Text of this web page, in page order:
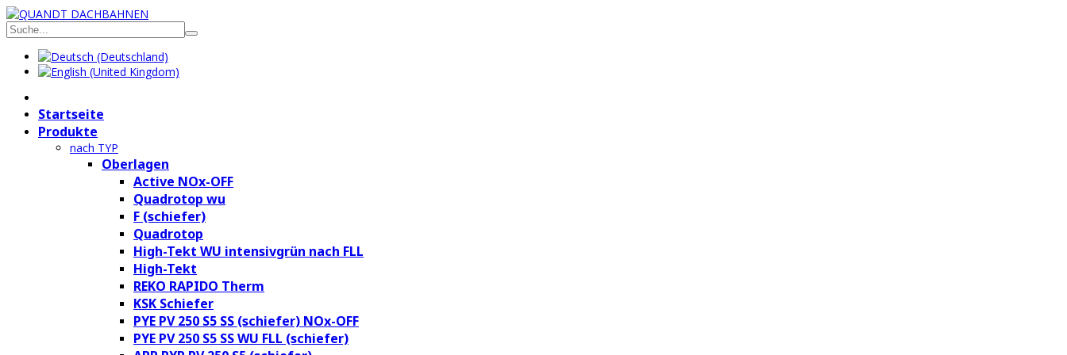
Startseite
Produkte
nach TYP
Oberlagen
Active NOx-OFF
Quadrotop wu
F (schiefer)
Quadrotop
High-Tekt WU intensivgrün nach FLL
High-Tekt
REKO RAPIDO Therm
KSK Schiefer
PYE PV 250 S5 SS (schiefer) NOx-OFF
PYE PV 250 S5 SS WU FLL (schiefer)